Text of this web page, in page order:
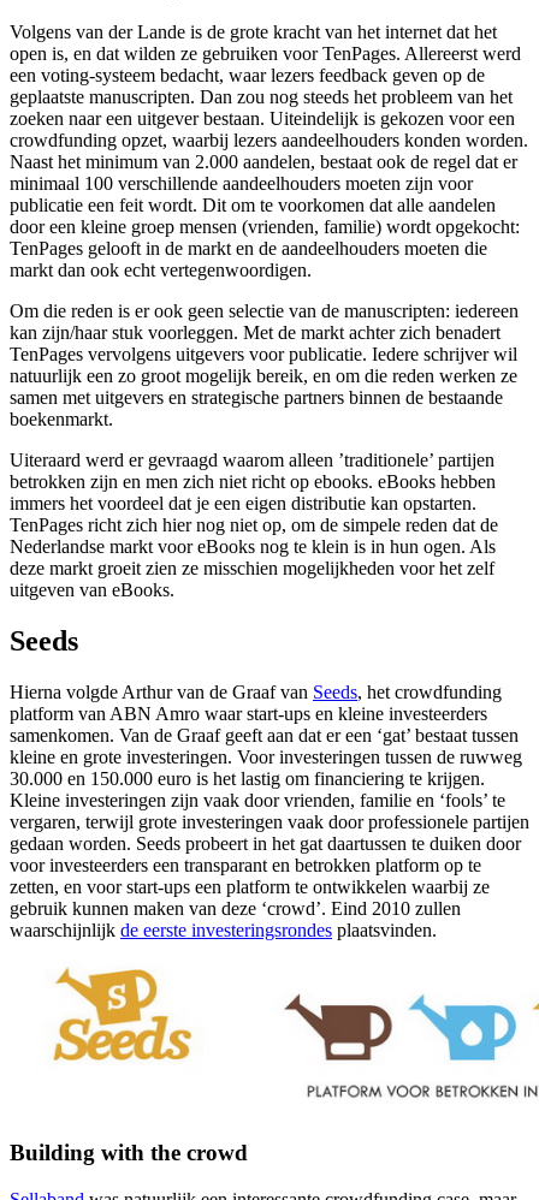
Volgens van der Lande is de grote kracht van het internet dat het
open is, en dat wilden ze gebruiken voor TenPages. Allereerst werd
een voting-systeem bedacht, waar lezers feedback geven op de
geplaatste manuscripten. Dan zou nog steeds het probleem van het
zoeken naar een uitgever bestaan. Uiteindelijk is gekozen voor een
crowdfunding opzet, waarbij lezers aandeelhouders konden worden.
Naast het minimum van 2.000 aandelen, bestaat ook de regel dat er
minimaal 100 verschillende aandeelhouders moeten zijn voor
publicatie een feit wordt. Dit om te voorkomen dat alle aandelen
door een kleine groep mensen (vrienden, familie) wordt opgekocht:
TenPages gelooft in de markt en de aandeelhouders moeten die
markt dan ook echt vertegenwoordigen.
Om die reden is er ook geen selectie van de manuscripten: iedereen
kan zijn/haar stuk voorleggen. Met de markt achter zich benadert
TenPages vervolgens uitgevers voor publicatie. Iedere schrijver wil
natuurlijk een zo groot mogelijk bereik, en om die reden werken ze
samen met uitgevers en strategische partners binnen de bestaande
boekenmarkt.
Uiteraard werd er gevraagd waarom alleen ’traditionele’ partijen
betrokken zijn en men zich niet richt op ebooks. eBooks hebben
immers het voordeel dat je een eigen distributie kan opstarten.
TenPages richt zich hier nog niet op, om de simpele reden dat de
Nederlandse markt voor eBooks nog te klein is in hun ogen. Als
deze markt groeit zien ze misschien mogelijkheden voor het zelf
uitgeven van eBooks.
Seeds
Hierna volgde Arthur van de Graaf van Seeds, het crowdfunding
platform van ABN Amro waar start-ups en kleine investeerders
samenkomen. Van de Graaf geeft aan dat er een ‘gat’ bestaat tussen
kleine en grote investeringen. Voor investeringen tussen de ruwweg
30.000 en 150.000 euro is het lastig om financiering te krijgen.
Kleine investeringen zijn vaak door vrienden, familie en ‘fools’ te
vergaren, terwijl grote investeringen vaak door professionele partijen
gedaan worden. Seeds probeert in het gat daartussen te duiken door
voor investeerders een transparant en betrokken platform op te
zetten, en voor start-ups een platform te ontwikkelen waarbij ze
gebruik kunnen maken van deze ‘crowd’. Eind 2010 zullen
waarschijnlijk de eerste investeringsrondes plaatsvinden.
Building with the crowd